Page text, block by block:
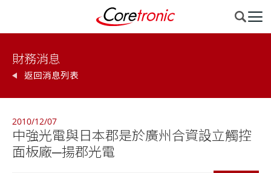
財務消息
返回消息列表
2010/12/07
中強光電與日本郡是於廣州合資設立觸控
面板廠─揚郡光電